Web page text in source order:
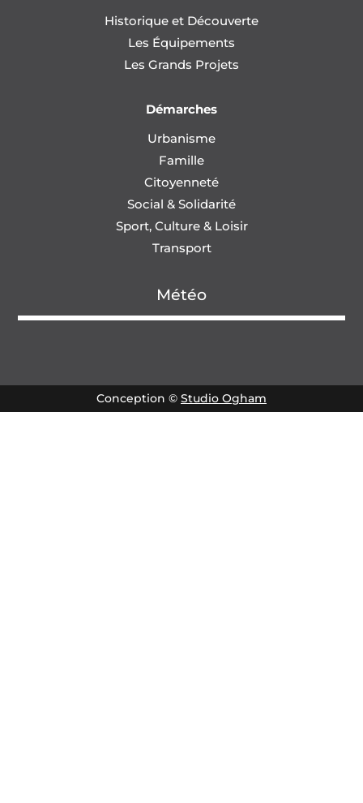
Historique et Découverte
Les Équipements
Les Grands Projets
Démarches
Urbanisme
Famille
Citoyenneté
Social & Solidarité
Sport, Culture & Loisir
Transport
Météo
Conception © Studio Ogham